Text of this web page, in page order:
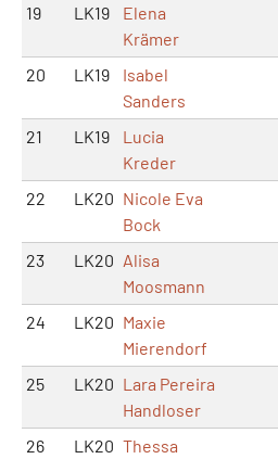
19 LK19
Elena
Krämer
20 LK19
Isabel
Sanders
21 LK19
Lucia
Kreder
22 LK20 Nicole Eva
Bock
23 LK20 Alisa
Moosmann
24 LK20 Maxie
Mierendorf
25 LK20 Lara Pereira
Handloser
26 LK20 Thessa